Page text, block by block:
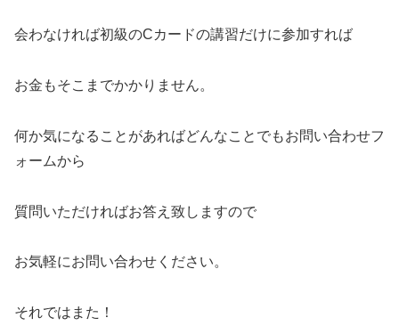
会わなければ初級のCカードの講習だけに参加すれば
お金もそこまでかかりません。
何か気になることがあればどんなことでもお問い合わせフ
ォームから
質問いただければお答え致しますので
お気軽にお問い合わせください。
それではまた！